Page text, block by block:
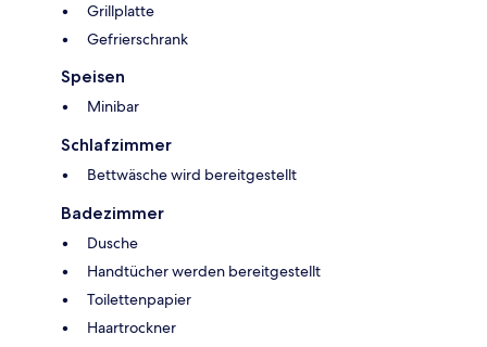
Grillplatte
Gefrierschrank
Speisen
Minibar
Schlafzimmer
Bettwäsche wird bereitgestellt
Badezimmer
Dusche
Handtücher werden bereitgestellt
Toilettenpapier
Haartrockner